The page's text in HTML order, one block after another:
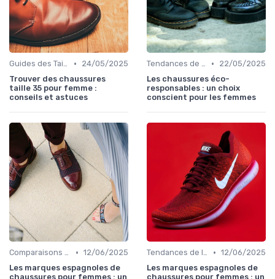
Guides des Tailles •
24/05/2025
Trouver des chaussures
taille 35 pour femme :
conseils et astuces
Tendances de la Mode •
22/05/2025
Les chaussures éco-
responsables : un choix
conscient pour les femmes
Comparaisons de Marques • 12/06/2025
Les marques espagnoles de
chaussures pour femmes : un
Tendances de la Mode • 12/06/2025
Les marques espagnoles de
chaussures pour femmes : un